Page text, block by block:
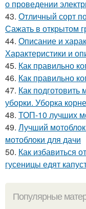
о проведении
43. Отличный сорт
Сажать в открытом
44. Описание и
Характеристики и
45. Как правильно
46. Как правильно
47. Как
уборки. Уборка
48. ТОП-10 лучших
49. Лучший
мотоблоки для дачи
50. Как избавиться
гусеницы едят
Популярные